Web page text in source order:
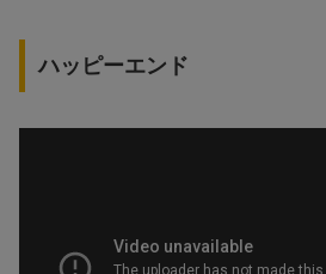
ハッピーエンド